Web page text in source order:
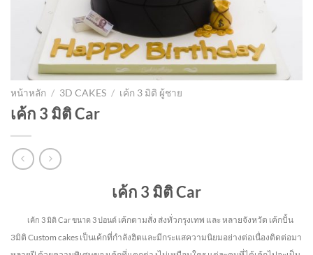
หน้าหลัก / 3D CAKES / เค้ก 3 มิติ ผู้ชาย
เค้ก 3 มิติ Car
เค้ก 3 มิติ Car
เค้ก 3 มิติ Carขนาด 3 ปอนด์ เค้กตามสั่ง ส่งทั่วกรุงเทพ และ หลายจังหวัด เค้กปั้น
3มิติ Custom cakes เป็นเค้กที่กำลังฮิตและมีกระแสความนิยมอย่างต่อเนื่องติดต่อมา